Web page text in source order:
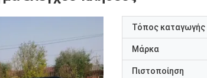
Τόπος καταγωγής
Μάρκα
Πιστοποίηση